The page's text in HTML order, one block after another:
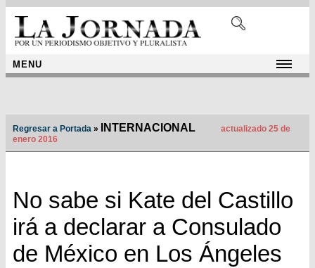
MENU
Regresar a Portada » INTERNACIONAL
actualizado 25 de
enero 2016
No sabe si Kate del Castillo
irá a declarar a Consulado
de México en Los Ángeles